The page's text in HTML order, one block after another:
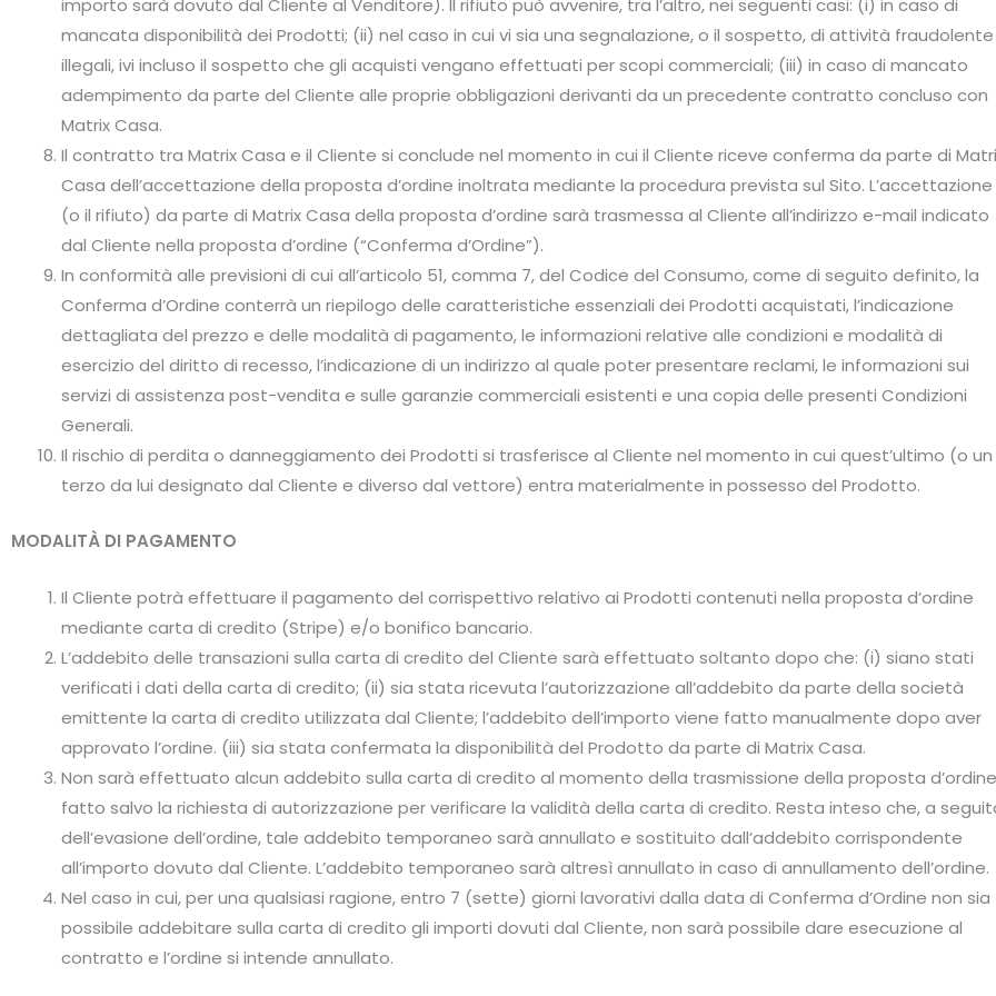
importo sarà dovuto dal Cliente al Venditore). Il rifiuto può avvenire, tra l’altro, nei seguenti casi: (i) in caso di
mancata disponibilità dei Prodotti; (ii) nel caso in cui vi sia una segnalazione, o il sospetto, di attività
illegali, ivi incluso il sospetto che gli acquisti vengano effettuati per scopi commerciali; (iii) in caso di mancato
adempimento da parte del Cliente alle proprie obbligazioni derivanti da un precedente contratto concluso con
Matrix Casa.
Il contratto tra Matrix Casa e il Cliente si conclude nel momento in cui il Cliente riceve conferma da parte di
Casa dell’accettazione della proposta d’ordine inoltrata mediante la procedura prevista sul Sito. L’accettazione
(o il rifiuto) da parte di Matrix Casa della proposta d’ordine sarà trasmessa al Cliente all’indirizzo e-mail indicato
dal Cliente nella proposta d’ordine (“Conferma d’Ordine”).
In conformità alle previsioni di cui all’articolo 51, comma 7, del Codice del Consumo, come di seguito definito, la
Conferma d’Ordine conterrà un riepilogo delle caratteristiche essenziali dei Prodotti acquistati, l’indicazione
dettagliata del prezzo e delle modalità di pagamento, le informazioni relative alle condizioni e modalità di
esercizio del diritto di recesso, l’indicazione di un indirizzo al quale poter presentare reclami, le informazioni sui
servizi di assistenza post-vendita e sulle garanzie commerciali esistenti e una copia delle presenti Condizioni
Generali.
Il rischio di perdita o danneggiamento dei Prodotti si trasferisce al Cliente nel momento in cui quest’ultimo (o un
terzo da lui designato dal Cliente e diverso dal vettore) entra materialmente in possesso del Prodotto.
MODALITÀ DI PAGAMENTO
Il Cliente potrà effettuare il pagamento del corrispettivo relativo ai Prodotti contenuti nella proposta d’ordine
mediante carta di credito (Stripe) e/o bonifico bancario.
L’addebito delle transazioni sulla carta di credito del Cliente sarà effettuato soltanto dopo che: (i) siano stati
verificati i dati della carta di credito; (ii) sia stata ricevuta l’autorizzazione all’addebito da parte della società
emittente la carta di credito utilizzata dal Cliente; l’addebito dell’importo viene fatto manualmente dopo aver
approvato l’ordine. (iii) sia stata confermata la disponibilità del Prodotto da parte di Matrix Casa.
Non sarà effettuato alcun addebito sulla carta di credito al momento della trasmissione della proposta
fatto salvo la richiesta di autorizzazione per verificare la validità della carta di credito. Resta inteso che, a
dell’evasione dell’ordine, tale addebito temporaneo sarà annullato e sostituito dall’addebito corrispondente
all’importo dovuto dal Cliente. L’addebito temporaneo sarà altresì annullato in caso di annullamento dell’ordine.
Nel caso in cui, per una qualsiasi ragione, entro 7 (sette) giorni lavorativi dalla data di Conferma d’Ordine non sia
possibile addebitare sulla carta di credito gli importi dovuti dal Cliente, non sarà possibile dare esecuzione al
contratto e l’ordine si intende annullato.